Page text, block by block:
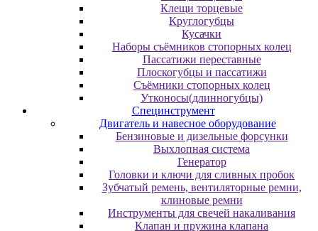
Клещи торцевые
Круглогубцы
Кусачки
Наборы съёмников стопорных колец
Пассатижи переставные
Плоскогубцы и пассатижи
Съёмники стопорных колец
Утконосы(длинногубцы)
Специнструмент
Двигатель и навесное оборудование
Бензиновые и дизельные форсунки
Выхлопная система
Генератор
Головки и ключи для сливных пробок
Зубчатый ремень, вентиляторные ремни,
клиновые ремни
Инструменты для свечей накаливания
Клапан и пружина клапана